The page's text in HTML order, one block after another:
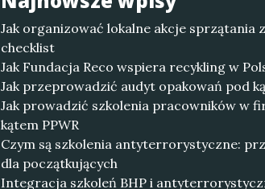
Jak organizować lokalne akcje sprzątania
checklist
Jak Fundacja Reco wspiera recykling w
Jak przeprowadzić audyt opakowań pod
Jak prowadzić szkolenia pracowników w
kątem PPWR
Czym są szkolenia antyterrorystyczne:
dla początkujących
Integracja szkoleń BHP i